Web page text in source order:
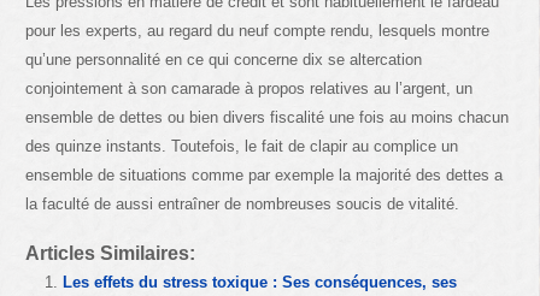
pour les experts, au regard du neuf compte rendu, lesquels montre
qu’une personnalité en ce qui concerne dix se altercation
conjointement à son camarade à propos relatives au l’argent, un
ensemble de dettes ou bien divers fiscalité une fois au moins chacun
des quinze instants. Toutefois, le fait de clapir au complice un
ensemble de situations comme par exemple la majorité des dettes a
la faculté de aussi entraîner de nombreuses soucis de vitalité.
Articles Similaires:
Les effets du stress toxique : Ses conséquences, ses